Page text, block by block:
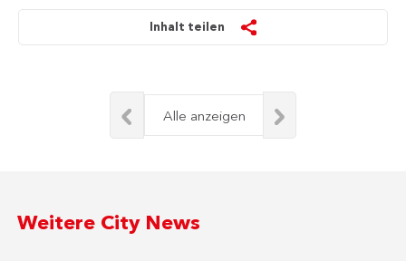
Inhalt teilen
Alle anzeigen
Weitere City News